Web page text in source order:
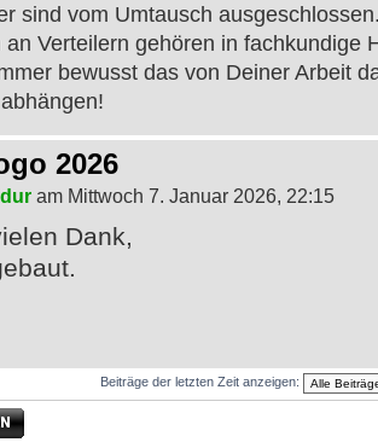
sind vom Umtausch
an Verteilern gehören in fachkundige
bewusst das von Deiner Arbeit
2026
am Mittwoch 7. Januar 2026, 22:15
Dank,
Beiträge der letzten Zeit anzeigen: